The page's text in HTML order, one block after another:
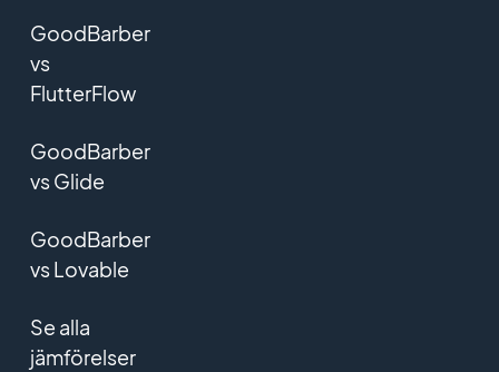
GoodBarber
vs
FlutterFlow
GoodBarber
vs Glide
GoodBarber
vs Lovable
Se alla
jämförelser